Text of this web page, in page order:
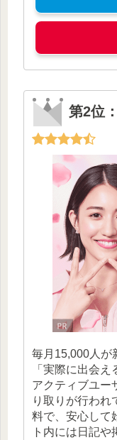
第2位
毎月15,000人が
「実際に出会
アクティブユー
り取りが行われ
料で、安心して
ト内には日記